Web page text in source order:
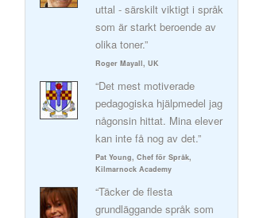
uttal - särskilt viktigt i språk
som är starkt beroende av
olika toner.”
Roger Mayall, UK
“Det mest motiverade
pedagogiska hjälpmedel jag
någonsin hittat. Mina elever
kan inte få nog av det.”
Pat Young, Chef för Språk,
Kilmarnock Academy
“Täcker de flesta
grundläggande språk som